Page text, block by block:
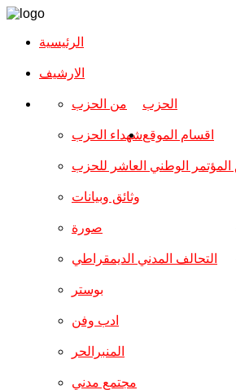
الرئيسية
الارشیف
الحزب من الحزب
شهداء الحزب
المؤتمر الوطني العاشر للحزب
وثائق وبيانات
اقسام الموقع
صورة
التحالف المدني الديمقراطي
بوستر
ادب وفن
المنبرالحر
مجتمع مدني